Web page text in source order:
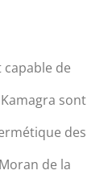
de
sont
des
de la